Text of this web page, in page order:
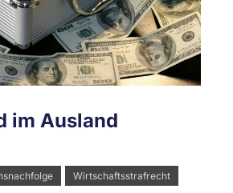
im Ausland
Wirtschaftsstrafrecht